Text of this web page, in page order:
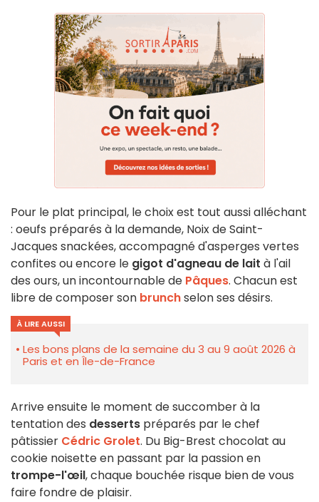
Pour le plat principal, le choix est tout aussi alléchant
: oeufs préparés à la demande, Noix de Saint-
Jacques snackées, accompagné d'asperges vertes
confites ou encore le gigot d'agneau de lait à l'ail
des ours, un incontournable de Pâques. Chacun est
libre de composer son brunchselon ses désirs.
À LIRE AUSSI
Les bons plans de la semaine du 3 au 9 août 2026 à
Paris et en Île-de-France
Arrive ensuite le moment de succomber à la
tentation des desserts préparés par le chef
pâtissier Cédric Grolet. Du Big-Brest chocolat au
cookie noisette en passant par la passion en
trompe-l'œil, chaque bouchée risque bien de vous
faire fondre de plaisir.